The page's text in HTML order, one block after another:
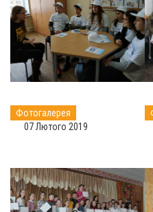
Фотогалерея
07 Лютого 2019